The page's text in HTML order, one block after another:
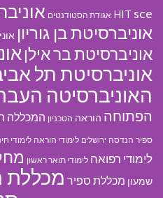
HIT sce אגודת הסטודנטים
אוניברסיטת בן גוריון
אוניברסיטת בר אילן
אוניברסיטת תל
האוניברסיטה
הפתוחה הוראה הטכניון המכללה
ספיר הנדסה ירושלים לימודי הוראה לימודי
לימודי רפואה לימודי תואר ראשון
שמעון מכללת ספיר מכללת